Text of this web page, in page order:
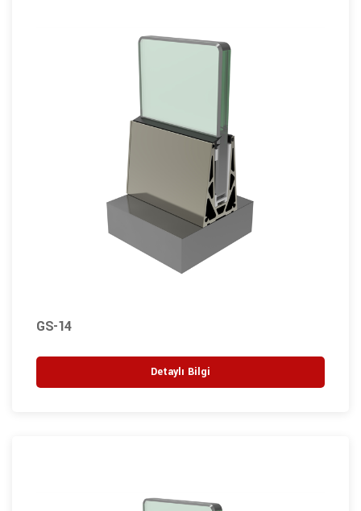
GS-14
Detaylı Bilgi